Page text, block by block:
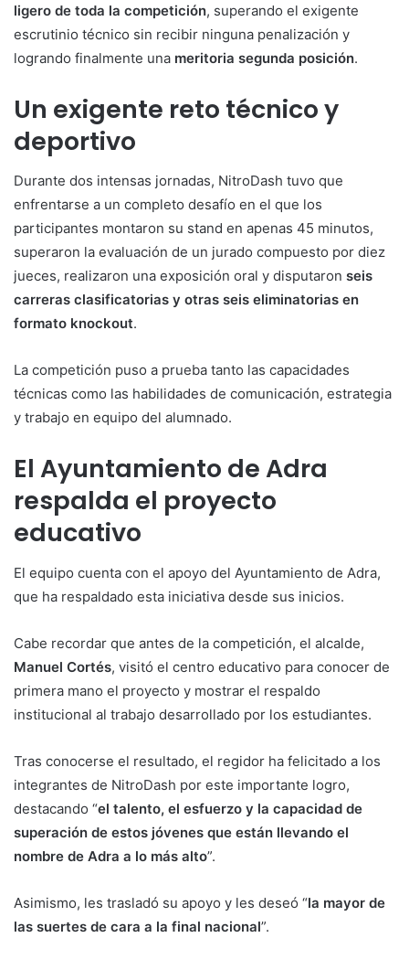
ligero de toda la competición, superando el exigente
escrutinio técnico sin recibir ninguna penalización y
logrando finalmente una meritoria segunda posición.
Un exigente reto técnico y
deportivo
Durante dos intensas jornadas, NitroDash tuvo que
enfrentarse a un completo desafío en el que los
participantes montaron su stand en apenas 45 minutos,
superaron la evaluación de un jurado compuesto por diez
jueces, realizaron una exposición oral y disputaron seis
carreras clasificatorias y otras seis eliminatorias en
formato knockout.
La competición puso a prueba tanto las capacidades
técnicas como las habilidades de comunicación, estrategia
y trabajo en equipo del alumnado.
El Ayuntamiento de Adra
respalda el proyecto
educativo
El equipo cuenta con el apoyo del Ayuntamiento de Adra,
que ha respaldado esta iniciativa desde sus inicios.
Cabe recordar que antes de la competición, el alcalde,
Manuel Cortés, visitó el centro educativo para conocer de
primera mano el proyecto y mostrar el respaldo
institucional al trabajo desarrollado por los estudiantes.
Tras conocerse el resultado, el regidor ha felicitado a los
integrantes de NitroDash por este importante logro,
destacando “el talento, el esfuerzo y la capacidad de
superación de estos jóvenes que están llevando el
nombre de Adra a lo más alto”.
Asimismo, les trasladó su apoyo y les deseó “la mayor de
las suertes de cara a la final nacional”.